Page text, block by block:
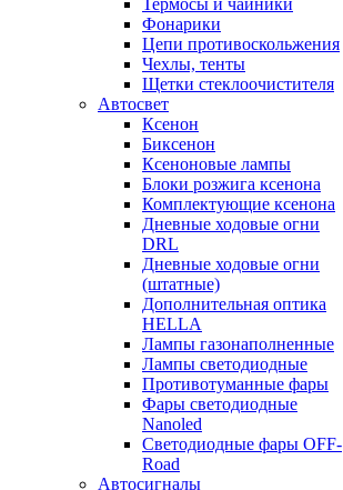
Фонарики
Цепи противоскольжения
Чехлы, тенты
Щетки стеклоочистителя
Автосвет
Ксенон
Биксенон
Ксеноновые лампы
Блоки розжига ксенона
Комплектующие ксенона
Дневные ходовые огни
DRL
Дневные ходовые огни
(штатные)
Дополнительная оптика
HELLA
Лампы газонаполненные
Лампы светодиодные
Противотуманные фары
Фары светодиодные
Nanoled
Светодиодные фары OFF-
Road
Автосигналы